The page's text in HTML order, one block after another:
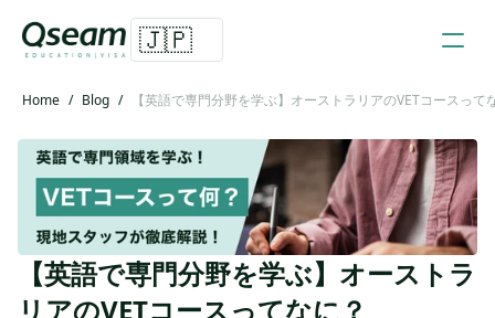
Home / Blog / 【英語で専門分野を学ぶ】オーストラリアのVETコースって
【英語で専門分野を学ぶ】オーストラ
リアのVETコースってなに？
🇯🇵